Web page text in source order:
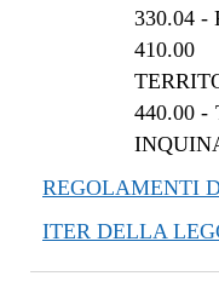
330.04-
410.00
440.00-
REGOLAMENTI
ITER DELLA